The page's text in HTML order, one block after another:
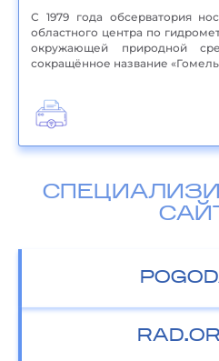
С 1979 года обсерватория
областного центра по
окружающей природной
сокращённое название